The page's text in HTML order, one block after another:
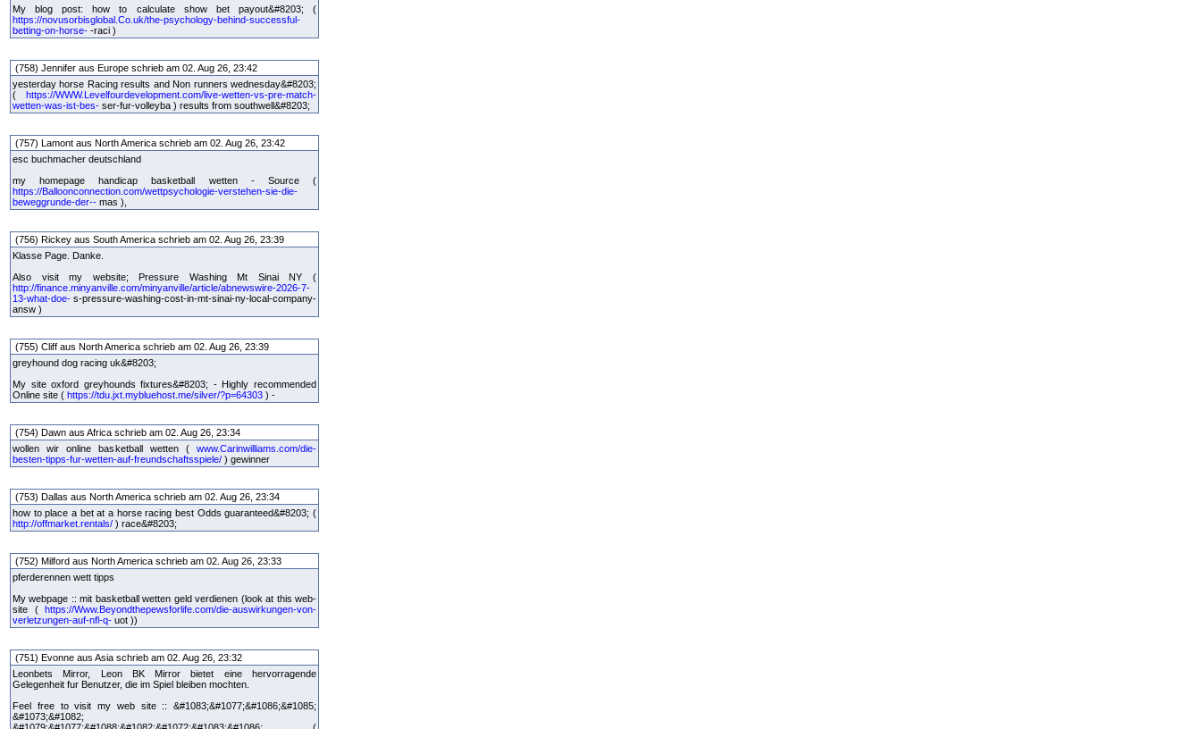
My blog post: how to calculate show bet payout&#8203; (
https://novusorbisglobal.Co.uk/the-psychology-behind-successful-
betting-on-horse- -raci )
(758) Jennifer aus Europe schrieb am 02. Aug 26, 23:42
yesterday horse Racing results and Non runners wednesday&#8203;
( https://WWW.Levelfourdevelopment.com/live-wetten-vs-pre-match-
wetten-was-ist-bes- ser-fur-volleyba ) results from southwell&#8203;
(757) Lamont aus North America schrieb am 02. Aug 26, 23:42
esc buchmacher deutschland
my homepage handicap basketball wetten - Source (
https://Balloonconnection.com/wettpsychologie-verstehen-sie-die-
beweggrunde-der-- mas ),
(756) Rickey aus South America schrieb am 02. Aug 26, 23:39
Klasse Page. Danke.
Also visit my website; Pressure Washing Mt Sinai NY (
http://finance.minyanville.com/minyanville/article/abnewswire-2026-7-
13-what-doe- s-pressure-washing-cost-in-mt-sinai-ny-local-company-
answ )
(755) Cliff aus North America schrieb am 02. Aug 26, 23:39
greyhound dog racing uk&#8203;
My site oxford greyhounds fixtures&#8203; - Highly recommended
Online site ( https://tdu.jxt.mybluehost.me/silver/?p=64303 ) -
(754) Dawn aus Africa schrieb am 02. Aug 26, 23:34
wollen wir online basketball wetten ( www.Carinwilliams.com/die-
besten-tipps-fur-wetten-auf-freundschaftsspiele/ ) gewinner
(753) Dallas aus North America schrieb am 02. Aug 26, 23:34
how to place a bet at a horse racing best Odds guaranteed&#8203; (
http://offmarket.rentals/ ) race&#8203;
(752) Milford aus North America schrieb am 02. Aug 26, 23:33
pferderennen wett tipps
My webpage :: mit basketball wetten geld verdienen (look at this web-
site ( https://Www.Beyondthepewsforlife.com/die-auswirkungen-von-
verletzungen-auf-nfl-q- uot ))
(751) Evonne aus Asia schrieb am 02. Aug 26, 23:32
Leonbets Mirror, Leon BK Mirror bietet eine hervorragende
Gelegenheit fur Benutzer, die im Spiel bleiben mochten.
Feel free to visit my web site :: &#1083;&#1077;&#1086;&#1085;
&#1073;&#1082;